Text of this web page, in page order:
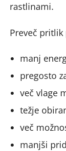
rastlinami.
Preveč
manj
pregosto
več vlage
težje
več
manjši